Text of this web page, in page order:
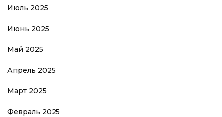
Июль 2025
Июнь 2025
Май 2025
Апрель 2025
Март 2025
Февраль 2025